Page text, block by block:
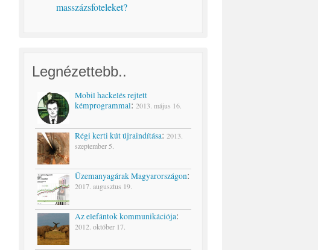
masszázsfoteleket?
Legnézettebb..
Mobil hackelés rejtett
kémprogrammal:2013. május 16.
Régi kerti kút újraindítása:2013.
szeptember 5.
Üzemanyagárak Magyarországon:
2017. augusztus 19.
Az elefántok kommunikációja:
2012. október 17.